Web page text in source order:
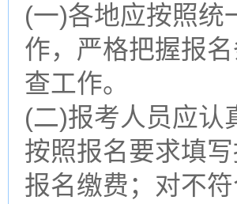
(一)各地应按照统
作，严格把握报
查工作。
(二)报考人员应认
按照报名要求填
报名缴费；对不